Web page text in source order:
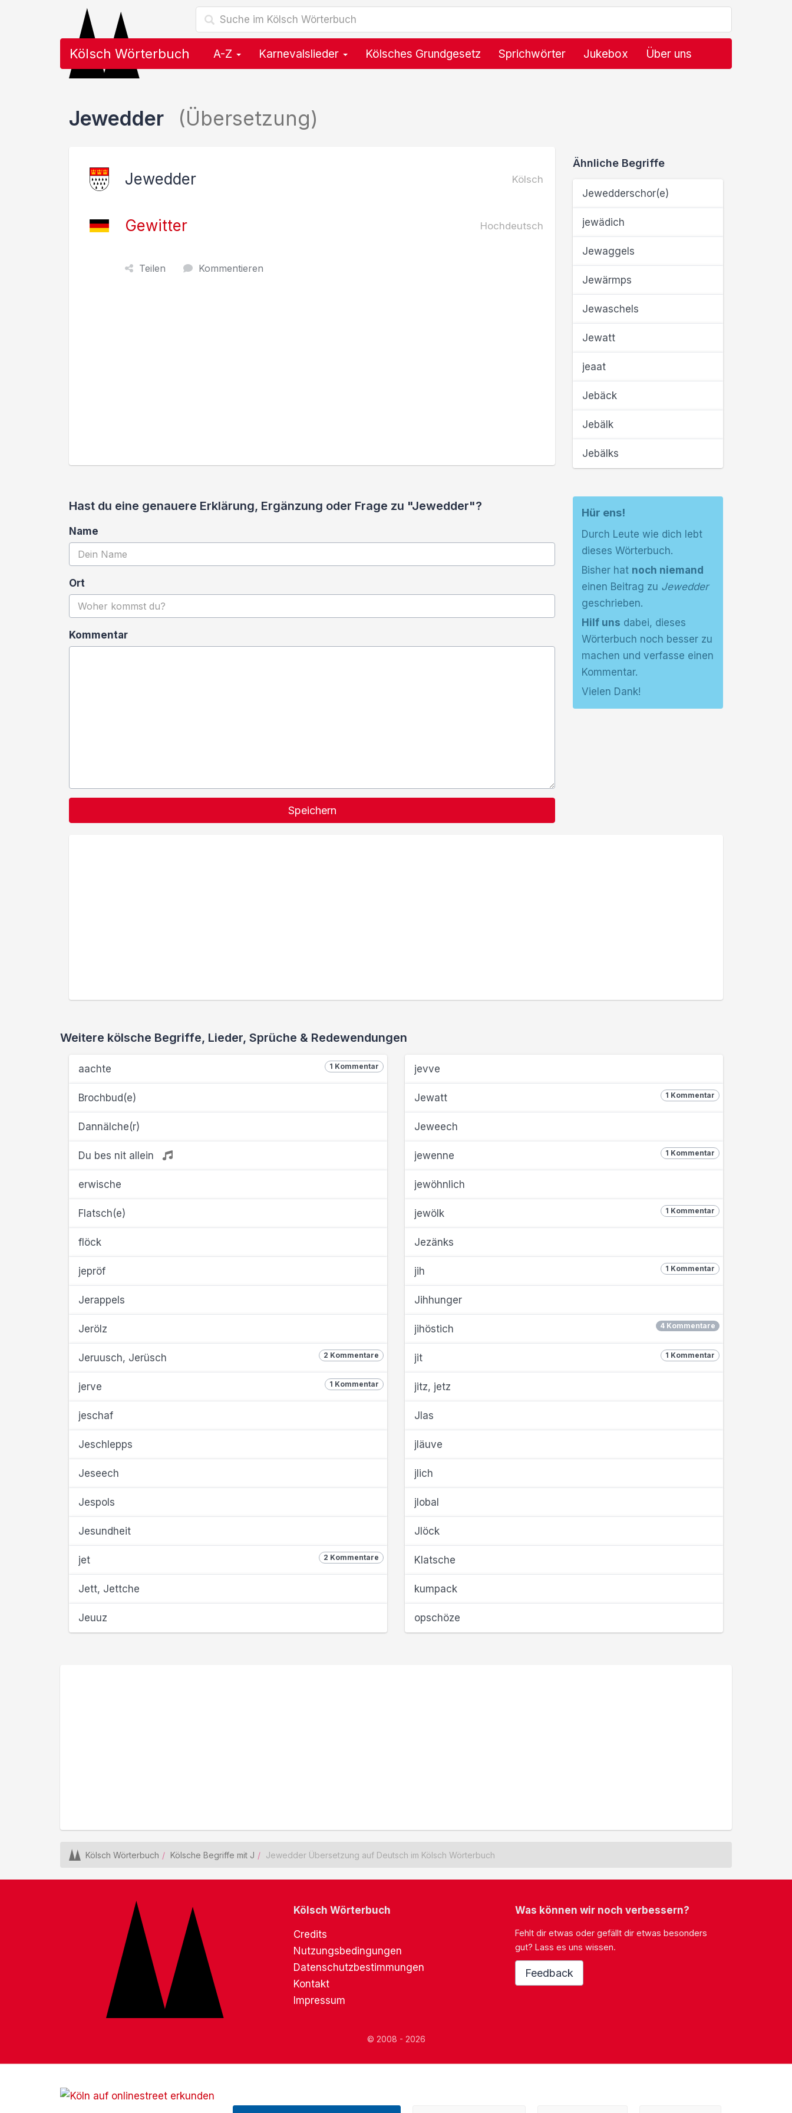
Kölsch Wörterbuch A-Z Karnevalslieder Kölsches Grundgesetz Sprichwörter Jukebox Über uns
Jewedder (Übersetzung)
Jewedder Kölsch
Gewitter Hochdeutsch
Teilen Kommentieren
Ähnliche Begriffe
Jewedderschor(e)
jewädich
Jewaggels
Jewärmps
Jewaschels
Jewatt
jeaat
Jebäck
Jebälk
Jebälks
Hast du eine genauere Erklärung, Ergänzung oder Frage zu "Jewedder"?
Name
Ort
Kommentar
Speichern
Hür ens!
Durch Leute wie dich lebt
dieses Wörterbuch.
Bisher hat noch niemand
einen Beitrag zu Jewedder
geschrieben.
Hilf uns dabei, dieses
Wörterbuch noch besser zu
machen und verfasse einen
Kommentar.
Vielen Dank!
Weitere kölsche Begriffe, Lieder, Sprüche & Redewendungen
1 Kommentar
aachte
Brochbud(e)
Dannälche(r)
Du bes nit allein
erwische
Flatsch(e)
flöck
jepröf
Jerappels
Jerölz
2 Kommentare
Jeruusch, Jerüsch
1 Kommentar
jerve
jeschaf
Jeschlepps
Jeseech
Jespols
Jesundheit
2 Kommentare
jet
Jett, Jettche
Jeuuz
jevve
1 Kommentar
Jewatt
Jeweech
1 Kommentar
jewenne
jewöhnlich
1 Kommentar
jewölk
Jezänks
1 Kommentar
jih
Jihhunger
4 Kommentare
jihöstich
1 Kommentar
jit
jitz, jetz
Jlas
jläuve
jlich
jlobal
Jlöck
Klatsche
kumpack
opschöze
Kölsch Wörterbuch Kölsche Begriffe mit J Jewedder Übersetzung auf Deutsch im Kölsch Wörterbuch
Kölsch Wörterbuch
Credits
Nutzungsbedingungen
Datenschutzbestimmungen
Kontakt
Impressum
Was können wir noch verbessern?
Fehlt dir etwas oder gefällt dir etwas besonders
gut? Lass es uns wissen.
Feedback
© 2008 - 2026